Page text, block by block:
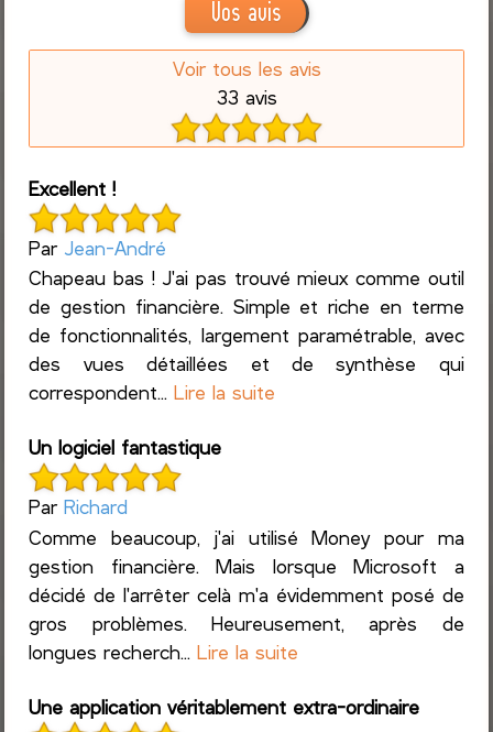
Vos avis
Voir tous les avis
33 avis
Excellent !
Par Jean-André
Chapeau bas ! J'ai pas trouvé mieux comme outil
de gestion financière. Simple et riche en terme
de fonctionnalités, largement paramétrable, avec
des vues détaillées et de synthèse qui
correspondent...Lire la suite
Un logiciel fantastique
ParRichard
Comme beaucoup, j'ai utilisé Money pour ma
gestion financière. Mais lorsque Microsoft a
décidé de l'arrêter celà m'a évidemment posé de
gros problèmes. Heureusement, après de
longues recherch...Lire la suite
Une application véritablement extra-ordinaire